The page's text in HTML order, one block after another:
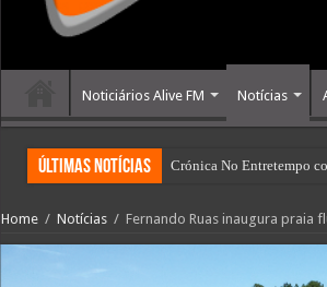
Noticiários Alive FM Notícias
últimas Notícias Crónica No Entretempo
Home / Notícias / Fernando Ruas inaugura praia